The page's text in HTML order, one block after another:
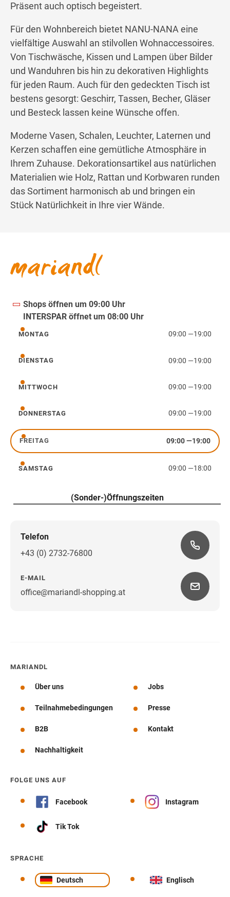
Präsent auch optisch begeistert.
Für den Wohnbereich bietet NANU-NANA eine
vielfältige Auswahl an stilvollen Wohnaccessoires.
Von Tischwäsche, Kissen und Lampen über Bilder
und Wanduhren bis hin zu dekorativen Highlights
für jeden Raum. Auch für den gedeckten Tisch ist
bestens gesorgt: Geschirr, Tassen, Becher, Gläser
und Besteck lassen keine Wünsche offen.
Moderne Vasen, Schalen, Leuchter, Laternen und
Kerzen schaffen eine gemütliche Atmosphäre in
Ihrem Zuhause. Dekorationsartikel aus natürlichen
Materialien wie Holz, Rattan und Korbwaren runden
das Sortiment harmonisch ab und bringen ein
Stück Natürlichkeit in Ihre vier Wände.
Shops öffnen um 09:00 Uhr
INTERSPAR öffnet um 08:00 Uhr
Montag
MONTAG 09:00 —19:00
Dienstag
DIENSTAG 09:00 —19:00
Mittwoch
MITTWOCH 09:00 —19:00
Donnerstag
DONNERSTAG 09:00 —19:00
Freitag
FREITAG 09:00—19:00
Samstag
SAMSTAG 09:00 —18:00
(Sonder-)Öffnungszeiten
Telefon
+43 (0) 2732-76800
E-MAIL
office@mariandl-shopping.at
Wegbeschreibung
MARIANDL
Über uns Jobs
Teilnahmebedingungen Presse
B2B Kontakt
Nachhaltigkeit
FOLGE UNS AUF
Facebook Instagram
Tik Tok
SPRACHE
Deutsch Englisch